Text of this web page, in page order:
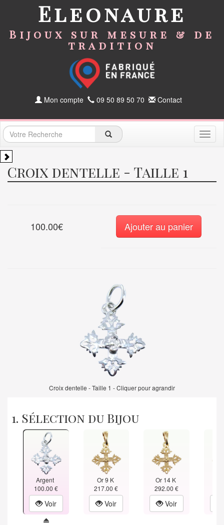
Eleonaure
Bijoux sur mesure & de
tradition
Mon compte 09 50 89 50 70 Contact
Croix dentelle - Taille 1
100.00€ Ajouter au panier
Croix dentelle - Taille 1 - Cliquer pour agrandir
1. Sélection du Bijou
Argent
100.00 €
Voir
Or 9 K
217.00 €
Voir
Or 14 K
292.00 €
Voir